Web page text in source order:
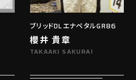
ブリッドDLエナペタルGR86
櫻井 貴章
TAKAAKI SAKURAI